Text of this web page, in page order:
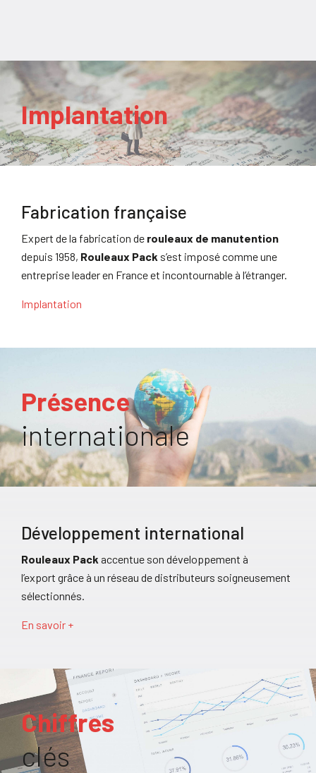
Implantation
Fabrication française
Expert de la fabrication de rouleaux de manutention
depuis 1958, Rouleaux Pack s’est imposé comme une
entreprise leader en France et incontournable à l’étranger.
Implantation
Présence
internationale
Développement international
Rouleaux Pack accentue son développement à
l’export grâce à un réseau de distributeurs soigneusement
sélectionnés.
En savoir +
Chiffres
clés